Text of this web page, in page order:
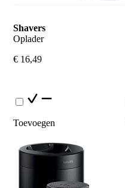
Shavers
Oplader
€ 16,49
Toevoegen